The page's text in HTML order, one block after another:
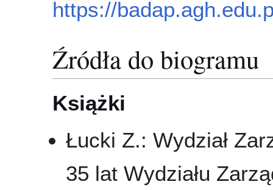
https://
Źródła do biogramu
Książki
Łucki Z.: Wydział
35 lat Wydziału